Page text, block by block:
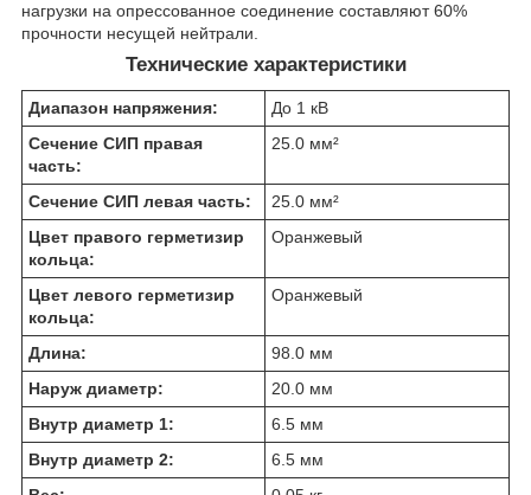
нагрузки на опрессованное соединение составляют 60%
прочности несущей нейтрали.
Технические характеристики
Диапазон напряжения:
До 1 кВ
Сечение СИП правая
часть:
25.0 мм²
Сечение СИП левая часть:
25.0 мм²
Цвет правого герметизир
кольца:
Оранжевый
Цвет левого герметизир
кольца:
Оранжевый
Длина:
98.0 мм
Наруж диаметр:
20.0 мм
Внутр диаметр 1:
6.5 мм
Внутр диаметр 2:
6.5 мм